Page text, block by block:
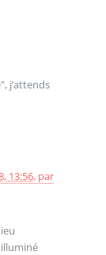
j’attends
13:56, par